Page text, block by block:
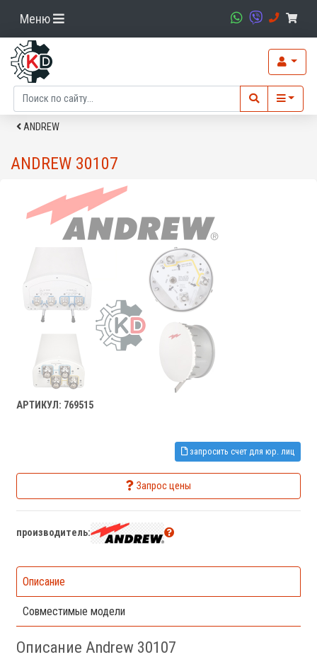
Меню
ANDREW
ANDREW 30107
АРТИКУЛ: 769515
запросить счет для юр. лиц
Запрос цены
производитель:
Описание
Совместимые модели
Описание Andrew 30107